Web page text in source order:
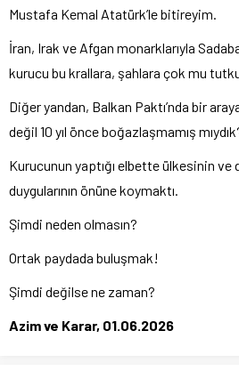
Mustafa Kemal Atatürk’le bitireyim.
İran, Irak ve Afgan monarklarıyla
kurucu bu krallara, şahlara çok mu
Diğer yandan, Balkan Paktı’nda bir
değil 10 yıl önce boğazlaşmamış
Kurucunun yaptığı elbette ülkesinin ve
duygularının önüne koymaktı.
Şimdi neden olmasın?
Ortak paydada buluşmak!
Şimdi değilse ne zaman?
Azim ve Karar, 01.06.2026